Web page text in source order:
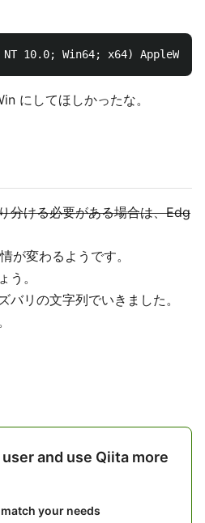
にしてほしかったな。
分ける必要がある場合は、Edg
が変わるようです。
う。
バリの文字列でいきました。
and use Qiita more
your needs